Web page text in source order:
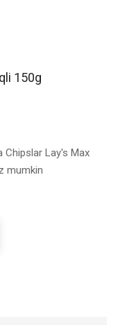
150g
Chipslar Lay's Max
mumkin